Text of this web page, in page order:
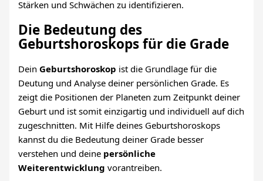
Stärken und Schwächen zu identifizieren.
Die Bedeutung des
Geburtshoroskops für die Grade
Dein Geburtshoroskop ist die Grundlage für die
Deutung und Analyse deiner persönlichen Grade. Es
zeigt die Positionen der Planeten zum Zeitpunkt deiner
Geburt und ist somit einzigartig und individuell auf dich
zugeschnitten. Mit Hilfe deines Geburtshoroskops
kannst du die Bedeutung deiner Grade besser
verstehen und deine persönliche
Weiterentwicklung vorantreiben.